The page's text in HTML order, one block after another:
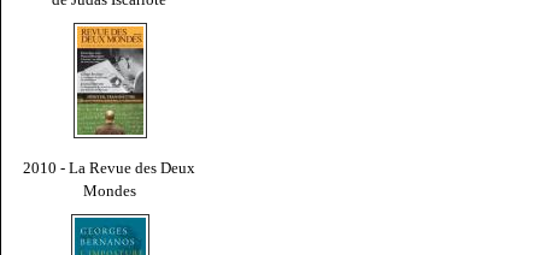
2010 - La Revue des Deux
Mondes